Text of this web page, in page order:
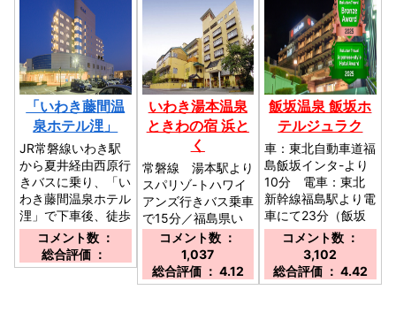
「いわき藤間温
泉ホテル浬」
JR常磐線いわき駅
から夏井経由西原行
きバスに乗り、「い
わき藤間温泉ホテル
浬」で下車後、徒歩
約10分で到着しま
す。
コメント数 ：
総合評価 ：
いわき湯本温泉
ときわの宿 浜と
く
常磐線 湯本駅より
スパリゾ-トハワイ
アンズ行きバス乗車
で15分／福島県い
わき市常磐藤原町蕨
平32／駐車場：無
料駐車場 50台完
備（予約不要）／
コメント数 ：
1,037
総合評価 ： 4.12
飯坂温泉 飯坂ホ
テルジュラク
車：東北自動車道福
島飯坂インタ-より
10分 電車：東北
新幹線福島駅より電
車にて23分（飯坂
温泉駅より送迎有要
連絡）／福島県福島
市飯坂町字西滝の町
27／駐車場：無料
コメント数 ：
3,102
総合評価 ： 4.42